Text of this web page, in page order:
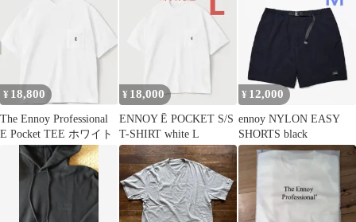
¥ 18,800
The Ennoy Professional
E Pocket TEE ホワイト
¥ 18,000
ENNOY Ē POCKET S/S
T-SHIRT white L
¥ 12,000
ennoy NYLON EASY
SHORTS black